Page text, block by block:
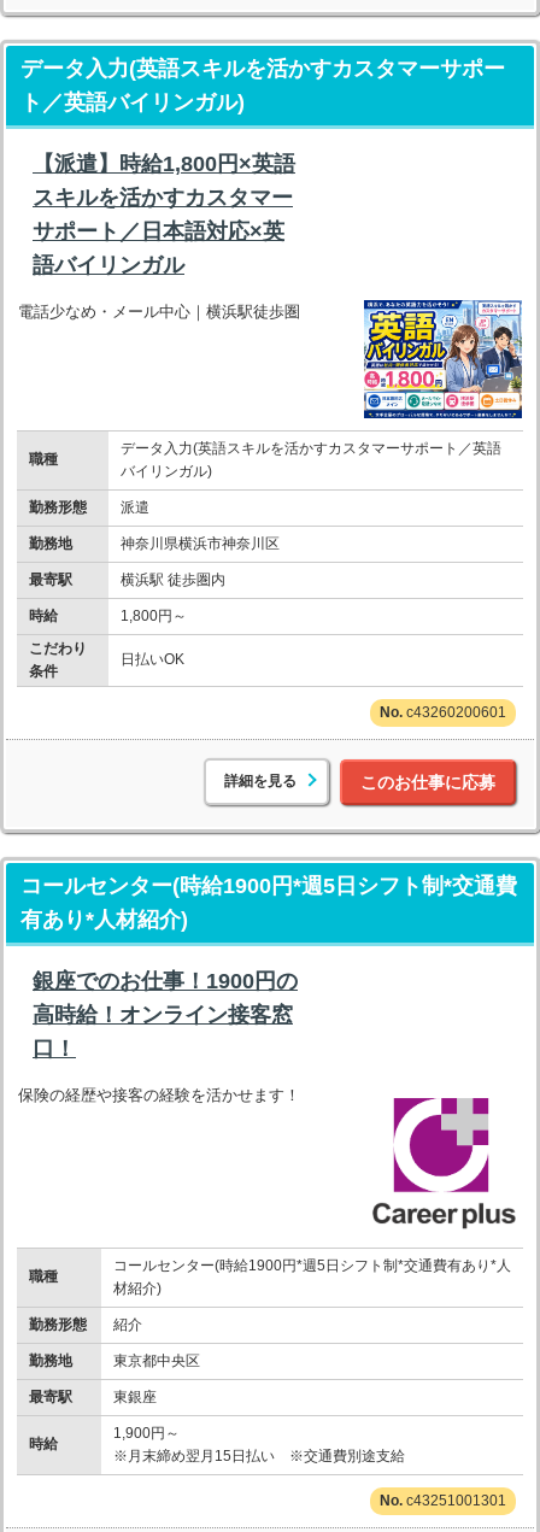
データ入力(英語スキルを活かすカスタマーサポー
ト／英語バイリンガル)
【派遣】時給1,800円×英語
スキルを活かすカスタマー
サポート／日本語対応×英
語バイリンガル
電話少なめ・メール中心｜横浜駅徒歩圏
職種
データ入力(英語スキルを活かすカスタマーサポート／英語
バイリンガル)
勤務形態 派遣
勤務地 神奈川県横浜市神奈川区
最寄駅 横浜駅 徒歩圏内
時給
1,800円～
こだわり
条件
日払いOK
c43260200601
詳細を見る このお仕事に応募
コールセンター(時給1900円*週5日シフト制*交通費
有あり*人材紹介)
銀座でのお仕事！1900円の
高時給！オンライン接客窓
口！
保険の経歴や接客の経験を活かせます！
職種
コールセンター(時給1900円*週5日シフト制*交通費有あり*人
材紹介)
勤務形態 紹介
勤務地 東京都中央区
最寄駅 東銀座
時給
1,900円～
※月末締め翌月15日払い ※交通費別途支給
c43251001301